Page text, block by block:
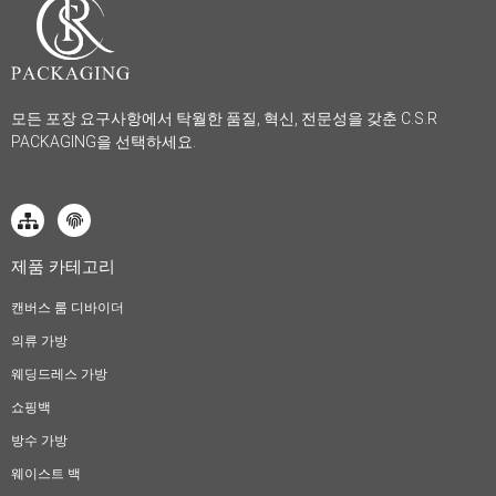
모든 포장 요구사항에서 탁월한 품질, 혁신, 전문성을 갖춘 C.S.R
PACKAGING을 선택하세요.
제품 카테고리
캔버스 룸 디바이더
의류 가방
웨딩드레스 가방
쇼핑백
방수 가방
웨이스트 백